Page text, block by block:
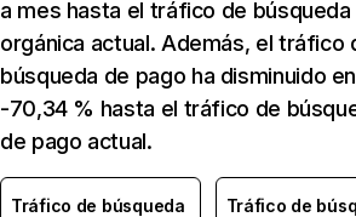
a mes hasta el tráfico de búsqueda
orgánica actual. Además, el tráfico
búsqueda de pago ha disminuido en
-70,34 % hasta el tráfico de
de pago actual.
Tráfico de búsqueda
Tráfico de